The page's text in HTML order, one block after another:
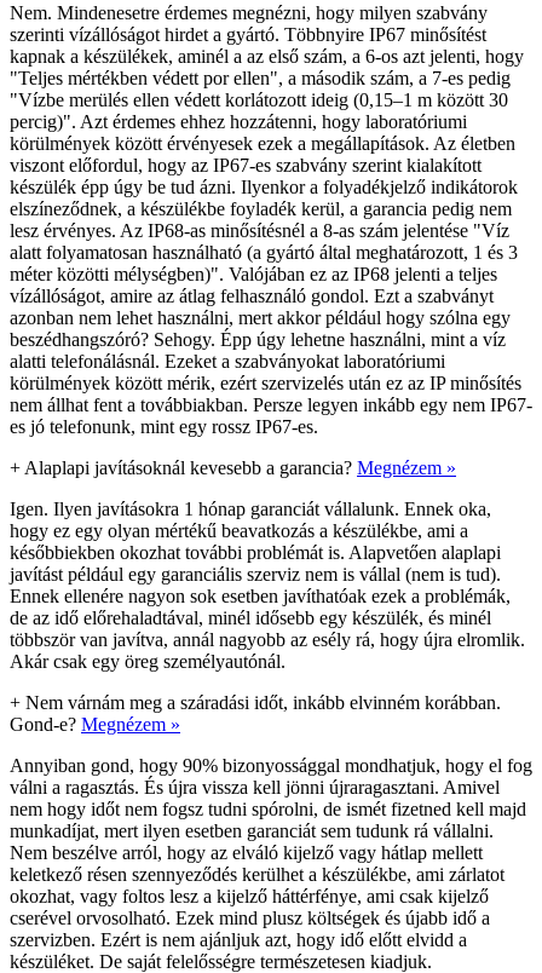
Nem. Mindenesetre érdemes megnézni, hogy milyen szabvány
szerinti vízállóságot hirdet a gyártó. Többnyire IP67 minősítést
kapnak a készülékek, aminél a az első szám, a 6-os azt jelenti, hogy
"Teljes mértékben védett por ellen", a második szám, a 7-es pedig
"Vízbe merülés ellen védett korlátozott ideig (0,15–1 m között 30
percig)". Azt érdemes ehhez hozzátenni, hogy laboratóriumi
körülmények között érvényesek ezek a megállapítások. Az életben
viszont előfordul, hogy az IP67-es szabvány szerint kialakított
készülék épp úgy be tud ázni. Ilyenkor a folyadékjelző indikátorok
elszíneződnek, a készülékbe foyladék kerül, a garancia pedig nem
lesz érvényes. Az IP68-as minősítésnél a 8-as szám jelentése "Víz
alatt folyamatosan használható (a gyártó által meghatározott, 1 és 3
méter közötti mélységben)". Valójában ez az IP68 jelenti a teljes
vízállóságot, amire az átlag felhasználó gondol. Ezt a szabványt
azonban nem lehet használni, mert akkor például hogy szólna egy
beszédhangszóró? Sehogy. Épp úgy lehetne használni, mint a víz
alatti telefonálásnál. Ezeket a szabványokat laboratóriumi
körülmények között mérik, ezért szervizelés után ez az IP minősítés
nem állhat fent a továbbiakban. Persze legyen inkább egy nem IP67-
es jó telefonunk, mint egy rossz IP67-es.
+ Alaplapi javításoknál kevesebb a garancia? Megnézem »
Igen. Ilyen javításokra 1 hónap garanciát vállalunk. Ennek oka,
hogy ez egy olyan mértékű beavatkozás a készülékbe, ami a
későbbiekben okozhat további problémát is. Alapvetően alaplapi
javítást például egy garanciális szerviz nem is vállal (nem is tud).
Ennek ellenére nagyon sok esetben javíthatóak ezek a problémák,
de az idő előrehaladtával, minél idősebb egy készülék, és minél
többször van javítva, annál nagyobb az esély rá, hogy újra elromlik.
Akár csak egy öreg személyautónál.
+ Nem várnám meg a száradási időt, inkább elvinném korábban.
Gond-e? Megnézem »
Annyiban gond, hogy 90% bizonyossággal mondhatjuk, hogy el fog
válni a ragasztás. És újra vissza kell jönni újraragasztani. Amivel
nem hogy időt nem fogsz tudni spórolni, de ismét fizetned kell majd
munkadíjat, mert ilyen esetben garanciát sem tudunk rá vállalni.
Nem beszélve arról, hogy az elváló kijelző vagy hátlap mellett
keletkező résen szennyeződés kerülhet a készülékbe, ami zárlatot
okozhat, vagy foltos lesz a kijelző háttérfénye, ami csak kijelző
cserével orvosolható. Ezek mind plusz költségek és újabb idő a
szervizben. Ezért is nem ajánljuk azt, hogy idő előtt elvidd a
készüléket. De saját felelősségre természetesen kiadjuk.